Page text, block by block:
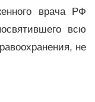
врача РФ
всю
не